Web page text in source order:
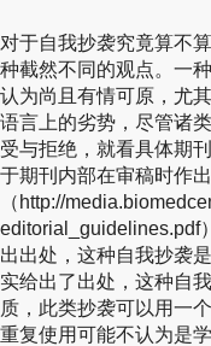
对于自我抄袭究竟算不
种截然不同的观点。一
认为尚且有情可原，尤
语言上的劣势，尽管诸
受与拒绝，就看具体期
于期刊内部在审稿时作
（http://
editorial_guidelines.pdf
出出处，这种自我抄袭
实给出了出处，这种自
质，此类抄袭可以用一
重复使用可能不认为是